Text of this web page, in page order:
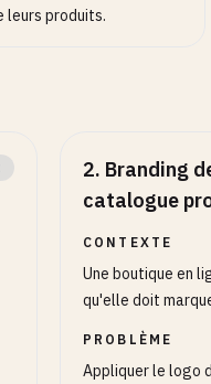
leurs produits.
2. Branding
catalogue
CONTEXTE
Une boutique en
qu'elle doit
PROBLÈME
Appliquer le logo